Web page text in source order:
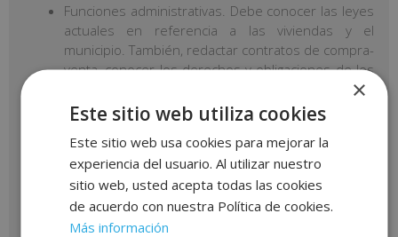
Funciones administrativas. Debe conocer las leyes
actuales en referencia a las viviendas y el
municipio. También, redactar contratos de compra-
venta, conocer los derechos y obligaciones de los
propietarios y solicitar presupuestos, entre otras
funciones.
mostrar el piso a los interesados, conseguir
nuevos clientes, tratar con propietarios e
inquilinos, etc.
Negociaciones. La más concreta y por la cual
puede destacar un agente. Por ello debe realizar
×
Este sitio web utiliza cookies
Este sitio web usa cookies para mejorar la
experiencia del usuario. Al utilizar nuestro
sitio web, usted acepta todas las cookies
de acuerdo con nuestra Política de cookies.
Más información